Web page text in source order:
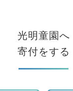
光明童園へ
寄付をする